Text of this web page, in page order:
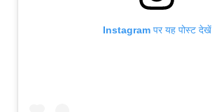
Instagram पर यह पोस्ट देखें